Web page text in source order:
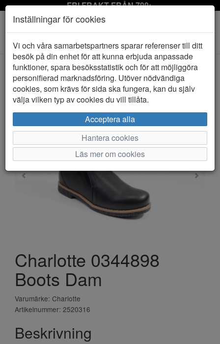
FRI FRAKT FRÅN 799:-
Toggle
navigation
HEM CHARLOTTE
Charlotte 0344898
Boots Dam
Varumärke: Charlotte
Artikelnummer: 2520316
Beskrivning
Inställningar för cookies
Vi och våra samarbetspartners sparar referenser till ditt
besök på din enhet för att kunna erbjuda anpassade
funktioner, spara besöksstatistik och för att möjliggöra
personifierad marknadsföring. Utöver nödvändiga
cookies, som krävs för sida ska fungera, kan du själv
välja vilken typ av cookies du vill tillåta.
Acceptera alla
Hantera cookies
Läs mer om cookies